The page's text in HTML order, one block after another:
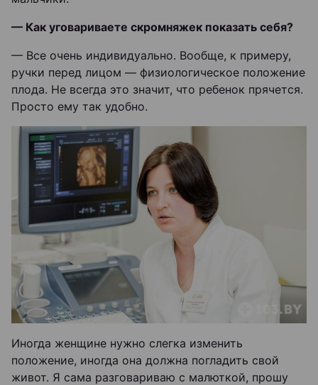
— Как уговариваете скромняжек показать себя?
— Все очень индивидуально. Вообще, к примеру,
ручки перед лицом — физиологическое положение
плода. Не всегда это значит, что ребенок прячется.
Просто ему так удобно.
Иногда женщине нужно слегка изменить
положение, иногда она должна погладить свой
живот. Я сама разговариваю с малюткой, прошу